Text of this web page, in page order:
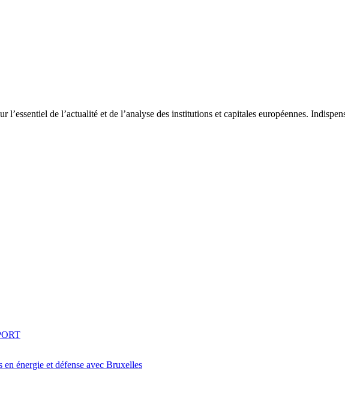
de l’actualité et de l’analyse des institutions et capitales européennes.
en énergie et défense avec Bruxelles